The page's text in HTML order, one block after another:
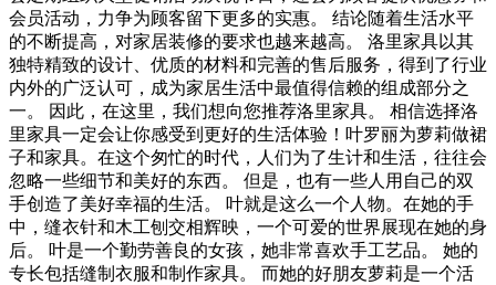
会员活动，力争为顾客留下更多的实惠。 结论随着生活水平
的不断提高，对家居装修的要求也越来越高。 洛里家具以其
独特精致的设计、优质的材料和完善的售后服务，得到了行业
内外的广泛认可，成为家居生活中最值得信赖的组成部分之
一。 因此，在这里，我们想向您推荐洛里家具。 相信选择洛
里家具一定会让你感受到更好的生活体验！叶罗丽为萝莉做裙
子和家具。在这个匆忙的时代，人们为了生计和生活，往往会
忽略一些细节和美好的东西。 但是，也有一些人用自己的双
手创造了美好幸福的生活。 叶就是这么一个人物。在她的手
中，缝衣针和木工刨交相辉映，一个可爱的世界展现在她的身
后。 叶是一个勤劳善良的女孩，她非常喜欢手工艺品。 她的
专长包括缝制衣服和制作家具。 而她的好朋友萝莉是一个活